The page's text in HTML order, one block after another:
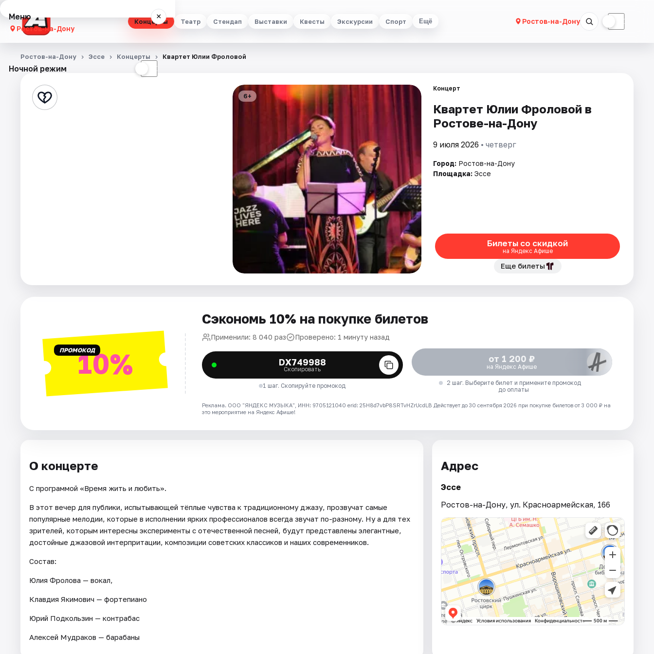
Концерты Театр Стендап Выставки Квесты Экскурсии Спорт Ещё Ростов-на-Дону ☾
Меню ×
Ростов-на-Дону
Концерты
Стендап
Ночной режим ☾
Ростов-на-Дону Эссе Концерты Квартет Юлии Фроловой
6+
Концерт
Квартет Юлии Фроловой в
Ростове-на-Дону
9 июля 2026 • четверг
Город: Ростов-на-Дону
Площадка: Эссе
Билеты со скидкой
на Яндекс Афише
Еще билеты
ПРОМОКОД10%
Сэкономь 10% на покупке билетов
Применили: 8 040 раз Проверено: 1 минуту назад
DX749988
Скопировать
1 шаг. Скопируйте промокод
от 1 200 ₽
на Яндекс Афише
2 шаг. Выберите билет и примените промокод
до оплаты
Реклама. ООО "ЯНДЕКС МУЗЫКА", ИНН: 9705121040 erid: 25H8d7vbP8SRTvHZrUcdLB Действует до 30 сентября 2026 при покупке билетов от 3 000 ₽ на
это мероприятие на Яндекс Афише!
О концерте
С программой «Время жить и любить».
В этот вечер для публики, испытывающей тёплые чувства к традиционному джазу, прозвучат самые
популярные мелодии, которые в исполнении ярких профессионалов всегда звучат по-разному. Ну а для тех
зрителей, которым интересны эксперименты с отечественной песней, будут представлены элегантные,
достойные джазовой интерпритации, композиции советских классиков и наших современников.
Состав:
Юлия Фролова — вокал,
Клавдия Якимович — фортепиано
Юрий Подкользин — контрабас
Алексей Мудраков — барабаны
Адрес
Эссе
Ростов-на-Дону, ул. Красноармейская, 166